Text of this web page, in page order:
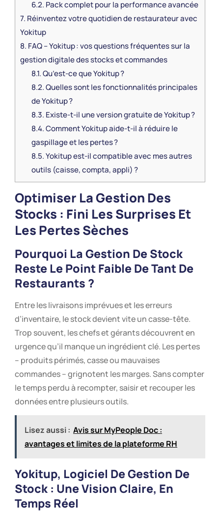
6.2. Pack complet pour la performance avancée
7. Réinventez votre quotidien de restaurateur avec
Yokitup
8. FAQ – Yokitup : vos questions fréquentes sur la
gestion digitale des stocks et commandes
8.1.Qu’est-ce que Yokitup ?
8.2.Quelles sont les fonctionnalités principales
de Yokitup ?
8.3. Existe-t-il une version gratuite de Yokitup ?
8.4.Comment Yokitup aide-t-il à réduire le
gaspillage et les pertes ?
8.5.Yokitup est-il compatible avec mes autres
outils (caisse, compta, appli) ?
Optimiser La Gestion Des
Stocks : Fini Les Surprises Et
Les Pertes Sèches
Pourquoi La Gestion De Stock
Reste Le Point Faible De Tant De
Restaurants ?
Entre les livraisons imprévues et les erreurs
d’inventaire, le stock devient vite un casse-tête.
Trop souvent, les chefs et gérants découvrent en
urgence qu’il manque un ingrédient clé. Les pertes
– produits périmés, casse ou mauvaises
commandes – grignotent les marges. Sans compter
le temps perdu à recompter, saisir et recouper les
données entre plusieurs outils.
Lisez aussi : Avis sur MyPeople Doc :
avantages et limites de la plateforme RH
Yokitup, Logiciel De Gestion De
Stock : Une Vision Claire, En
Temps Réel